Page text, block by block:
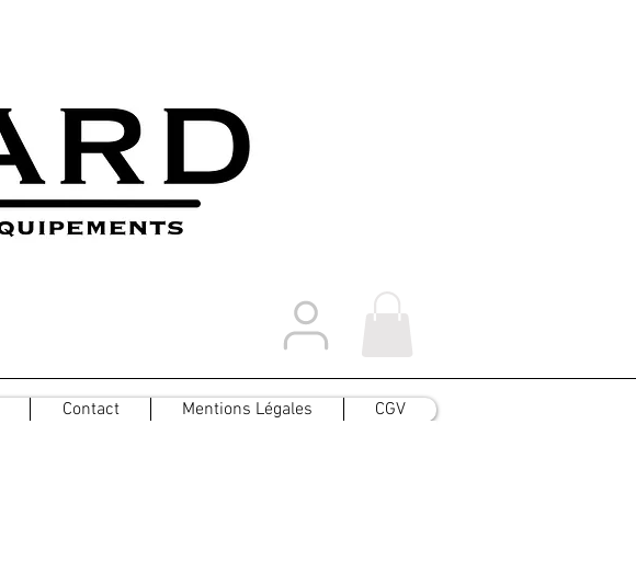
Contact Mentions Légales CGV